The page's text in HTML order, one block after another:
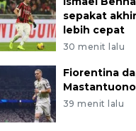
sepakat
lebih cepat
30 menit lalu
Fiorentina
39 menit lalu